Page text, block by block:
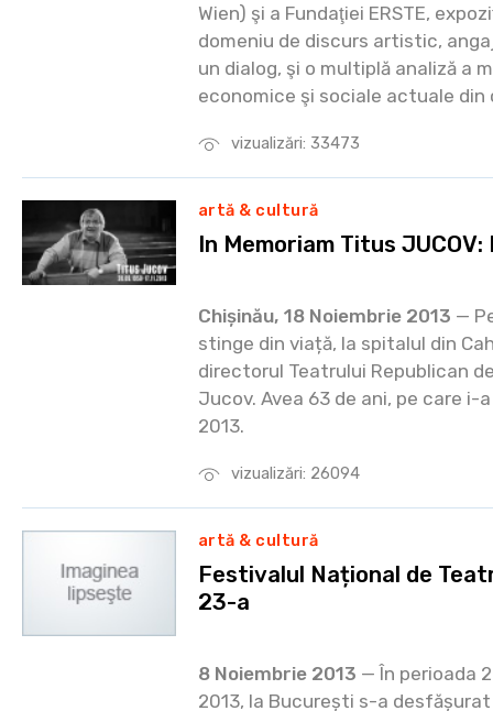
vizualizări: 33473
Wien) şi a Fundaţiei ERSTE,
domeniu de discurs artistic,
un dialog, şi o multiplă analiză a
economice şi sociale actuale din
vizualizări: 26094
artă & cultură
In Memoriam Titus
Chișinău, 18 Noiembrie 2013 —
stinge din viață, la spitalul din
directorul Teatrului Republican
Jucov. Avea 63 de ani, pe care
2013.
artă & cultură
Festivalul Național de
23-a
8 Noiembrie 2013 — În perioada
2013, la București s-a